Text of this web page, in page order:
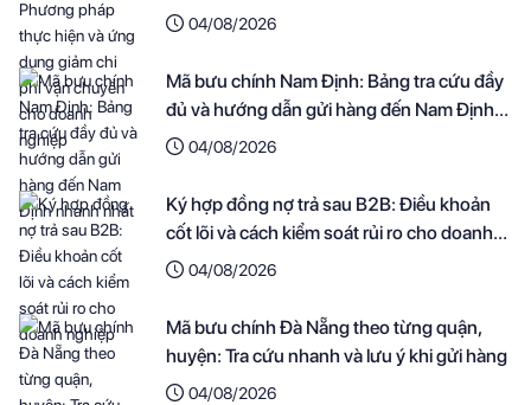
chuyển cho doanh nghiệp
04/08/2026
Mã bưu chính Nam Định: Bảng tra cứu đầy
đủ và hướng dẫn gửi hàng đến Nam Định
nhanh nhất
04/08/2026
Ký hợp đồng nợ trả sau B2B: Điều khoản
cốt lõi và cách kiểm soát rủi ro cho doanh
nghiệp
04/08/2026
Mã bưu chính Đà Nẵng theo từng quận,
huyện: Tra cứu nhanh và lưu ý khi gửi hàng
04/08/2026